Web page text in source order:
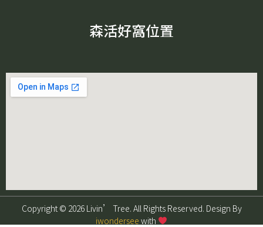
森活好窩位置
Copyright © 2026 Livin’ Tree. All Rights Reserved. Design By
iwondersee with